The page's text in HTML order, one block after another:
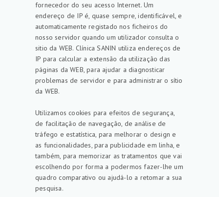
fornecedor do seu acesso Internet. Um
endereço de IP é, quase sempre, identificável, e
automaticamente registado nos ficheiros do
nosso servidor quando um utilizador consulta o
sitio da WEB. Clínica SANIN utiliza endereços de
IP para calcular a extensão da utilização das
páginas da WEB, para ajudar a diagnosticar
problemas de servidor e para administrar o sítio
da WEB.
Utilizamos cookies para efeitos de segurança,
de facilitação de navegação, de análise de
tráfego e estatística, para melhorar o design e
as funcionalidades, para publicidade em linha, e
também, para memorizar as tratamentos que vai
escolhendo por forma a podermos fazer-lhe um
quadro comparativo ou ajudá-lo a retomar a sua
pesquisa.